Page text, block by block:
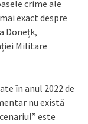
crime ale
exact despre
Donețk,
Militare
în anul 2022 de
nu există
este